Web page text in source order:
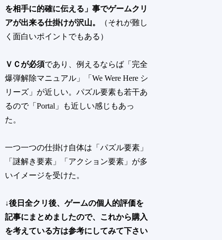
を相手に的確に伝える」事でゲームクリ
アが出来る仕掛けが沢山。
（それが難し
く面白いポイントでもある）
ＶＣが必須であり、例えるならば 「完全
爆弾解除マニュアル」「We Were Here シ
リーズ」 が近しい。パズル要素も若干あ
るので「Portal」
も近しい感じもあっ
た。
一つ一つの仕掛け自体は「パズル要素」
「謎解き要素」「アクション要素」が多
いイメージを受けた。
↓後日全クリ後、ゲームの個人的評価を
記事にまとめましたので、これから購入
を考えている方は参考にしてみて下さい